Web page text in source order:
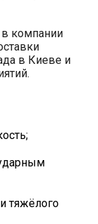
компании
в Киеве и
тяжёлого